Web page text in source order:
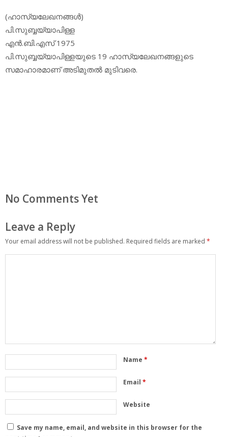
(ഹാസ്യലേഖനങ്ങള്‍)
പി.സുബ്ബയ്യാപിള്ള
എന്‍.ബി.എസ് 1975
പി.സുബ്ബയ്യാപിള്ളയുടെ 19 ഹാസ്യലേഖനങ്ങളുടെ
സമാഹാരമാണ് അടിമുതല്‍ മുടിവരെ.
No Comments Yet
Leave a Reply
Your email address will not be published. Required fields are marked *
Name *
Email *
Website
Save my name, email, and website in this browser for the